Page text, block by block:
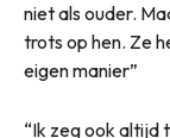
niet als ouder.
trots op hen. Ze
eigen manier”
“Ik zeg ook altijd